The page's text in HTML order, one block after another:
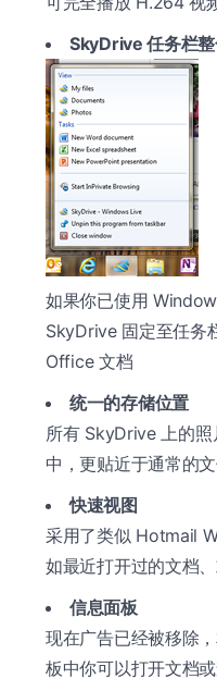
SkyDrive 任务栏
如果你已使用
SkyDrive 固定至任务
Office 文档
统一的存储位置
所有 SkyDrive 上的照
中，更贴近于通常的
快速视图
采用了类似 Hotmail
如最近打开过的文档
信息面板
现在广告已经被移除
板中你可以打开文档